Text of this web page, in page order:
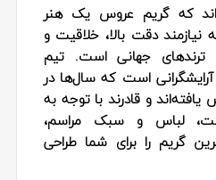
که گریم عروس یک هنر
دقت بالا، خلاقیت و
ترندهای جهانی است. تیم
است که سال‌ها در
و قادرند با توجه به
لباس و سبک مراسم،
گریم را برای شما طراحی